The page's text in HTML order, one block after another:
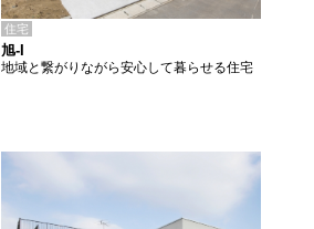
住宅
旭-I
地域と繋がりながら安心して暮らせる住宅